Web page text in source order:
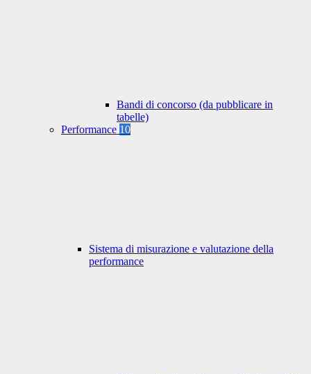
Bandi di concorso (da pubblicare in
tabelle)
Performance 10
Sistema di misurazione e valutazione della
performance